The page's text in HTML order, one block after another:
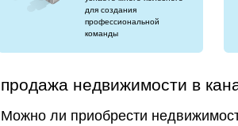
для создания
профессиональной
команды
продажа недвижимости в
Можно ли приобрести